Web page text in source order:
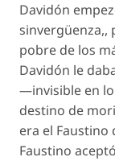
Davidón
sinvergüenza,,
pobre de los
Davidón le
—invisible en
destino de
era el Faustino
Faustino